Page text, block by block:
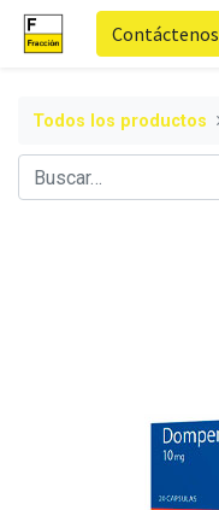
Contáctenos
Todos los productos